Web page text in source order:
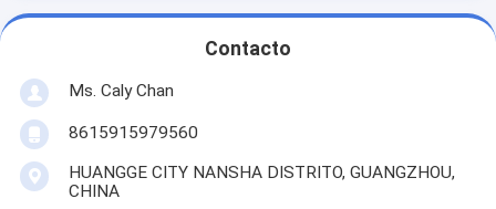
Contacto
Ms. Caly Chan
8615915979560
HUANGGE CITY NANSHA DISTRITO, GUANGZHOU,
CHINA